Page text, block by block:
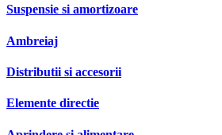
Suspensie si amortizoare
Ambreiaj
Distributii si accesorii
Elemente directie